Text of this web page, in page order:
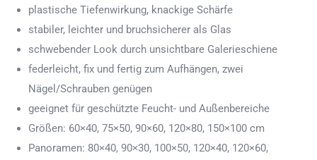
plastische Tiefenwirkung, knackige Schärfe
stabiler, leichter und bruchsicherer als Glas
schwebender Look durch unsichtbare Galerieschiene
federleicht, fix und fertig zum Aufhängen, zwei
Nägel/Schrauben genügen
geeignet für geschützte Feucht- und Außenbereiche
Größen: 60×40, 75×50, 90×60, 120×80, 150×100 cm
Panoramen: 80×40, 90×30, 100×50, 120×40, 120×60,